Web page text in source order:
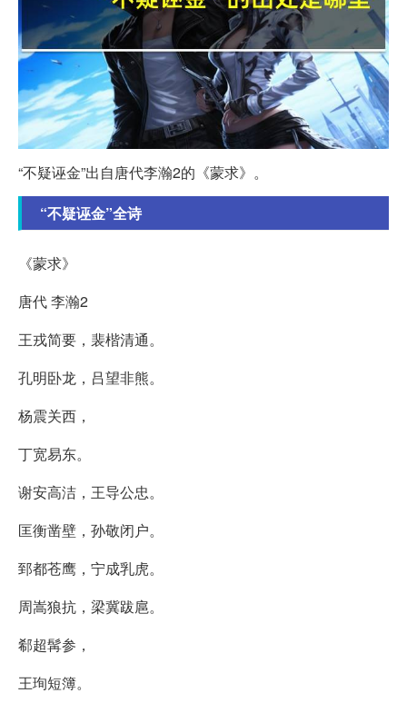
“不疑诬金”出自唐代李瀚2的《蒙求》。
“不疑诬金”全诗
《蒙求》
唐代 李瀚2
王戎简要，裴楷清通。
孔明卧龙，吕望非熊。
杨震关西，
丁宽易东。
谢安高洁，王导公忠。
匡衡凿壁，孙敬闭户。
郅都苍鹰，宁成乳虎。
周嵩狼抗，梁冀跋扈。
郗超髯参，
王珣短簿。